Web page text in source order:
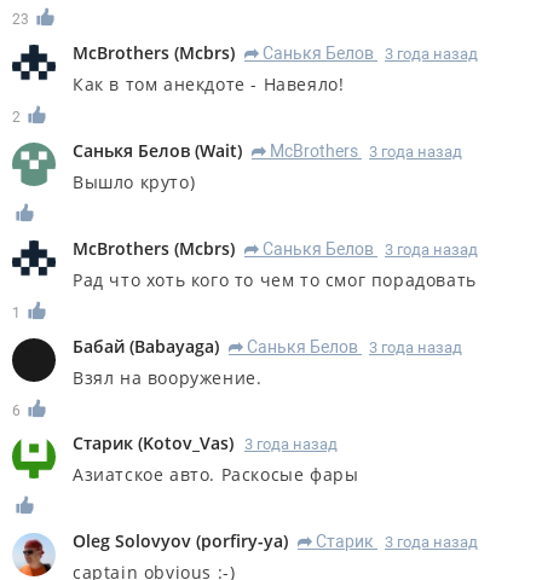
23
McBrothers (Mcbrs) R Санькя Белов 3 года назад
Как в том анекдоте - Навеяло!
2
Санькя Белов (Wait) R McBrothers 3 года назад
Вышло круто)
McBrothers (Mcbrs) R Санькя Белов 3 года назад
Рад что хоть кого то чем то смог порадовать
1
Бабай (Babayaga) R Санькя Белов 3 года назад
Взял на вооружение.
6
Старик (Kotov_Vas) 3 года назад
Азиатское авто. Раскосые фары
Oleg Solovyov (porfiry-ya) R Старик 3 года назад
captain obvious :-)